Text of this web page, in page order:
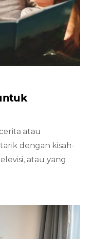
atau
dengan kisah-
atau yang